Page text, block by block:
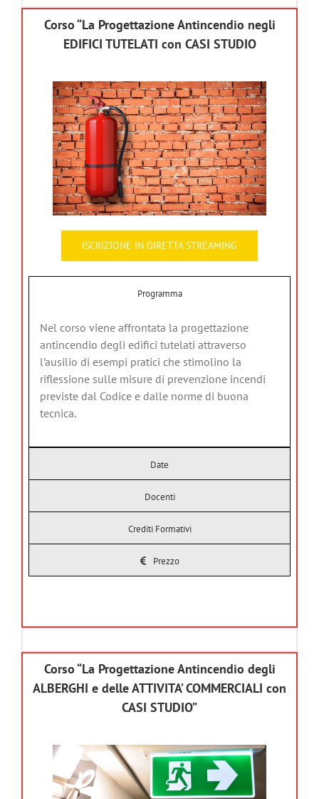
Corso “La Progettazione Antincendio negli
EDIFICI TUTELATI con CASI STUDIO
ISCRIZIONE IN DIRETTA STREAMING
Programma
Nel corso viene affrontata la progettazione
antincendio degli edifici tutelati attraverso
l’ausilio di esempi pratici che stimolino la
riflessione sulle misure di prevenzione incendi
previste dal Codice e dalle norme di buona
tecnica.
Date
Docenti
Crediti Formativi
Prezzo
Corso “La Progettazione Antincendio degli
ALBERGHI e delle ATTIVITA’ COMMERCIALI con
CASI STUDIO”